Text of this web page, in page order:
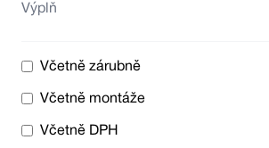
Výplň
Včetně zárubně
Včetně montáže
Včetně DPH